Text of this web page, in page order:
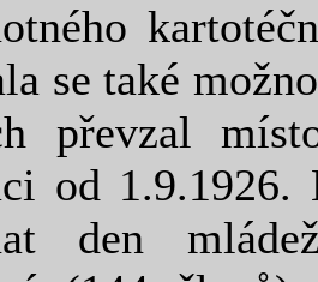
se také
převzal
od
den